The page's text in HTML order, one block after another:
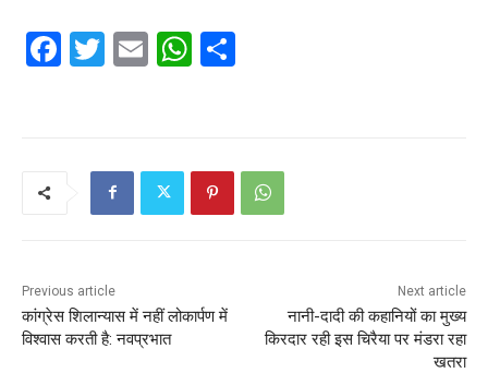
F
k
T
E
W
A
p
Previous article
कांग्रेस शिलान्यास में नहीं लोकार्पण में
विश्वास करती है: नवप्रभात
Next article
नानी-दादी की कहानियों का मुख्य
किरदार रही इस चिरैया पर मंडरा रहा
खतरा